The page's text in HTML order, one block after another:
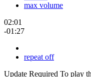
max volume
02:01
-01:27
repeat off
Update Required To play